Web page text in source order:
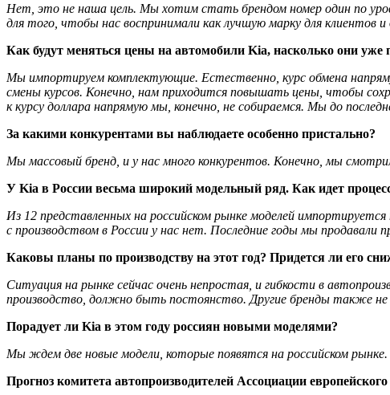
Нет, это не наша цель. Мы хотим стать брендом номер один по
для того, чтобы нас воспринимали как лучшую марку для клиентов
Как будут меняться цены на автомобили Kia, насколько они уже
Мы импортируем комплектующие. Естественно, курс обмена
смены курсов. Конечно, нам приходится повышать цены, чтобы
к курсу доллара напрямую мы, конечно, не собираемся. Мы до
За какими конкурентами вы наблюдаете особенно пристально?
Мы массовый бренд, и у нас много конкурентов. Конечно, мы
У Kia в России весьма широкий модельный ряд. Как идет
Из 12 представленных на российском рынке моделей
с производством в России у нас нет. Последние годы мы продавали
Каковы планы по производству на этот год? Придется ли его
Ситуация на рынке сейчас очень непростая, и гибкости в
производство, должно быть постоянство. Другие бренды также
Порадует ли Kia в этом году россиян новыми моделями?
Мы ждем две новые модели, которые появятся на российском
Прогноз комитета автопроизводителей Ассоциации